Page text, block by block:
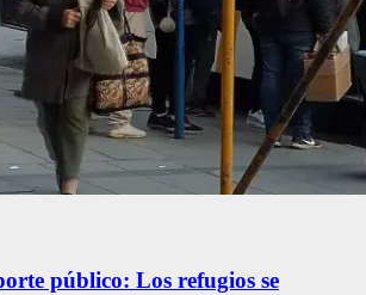
público: Los refugios se